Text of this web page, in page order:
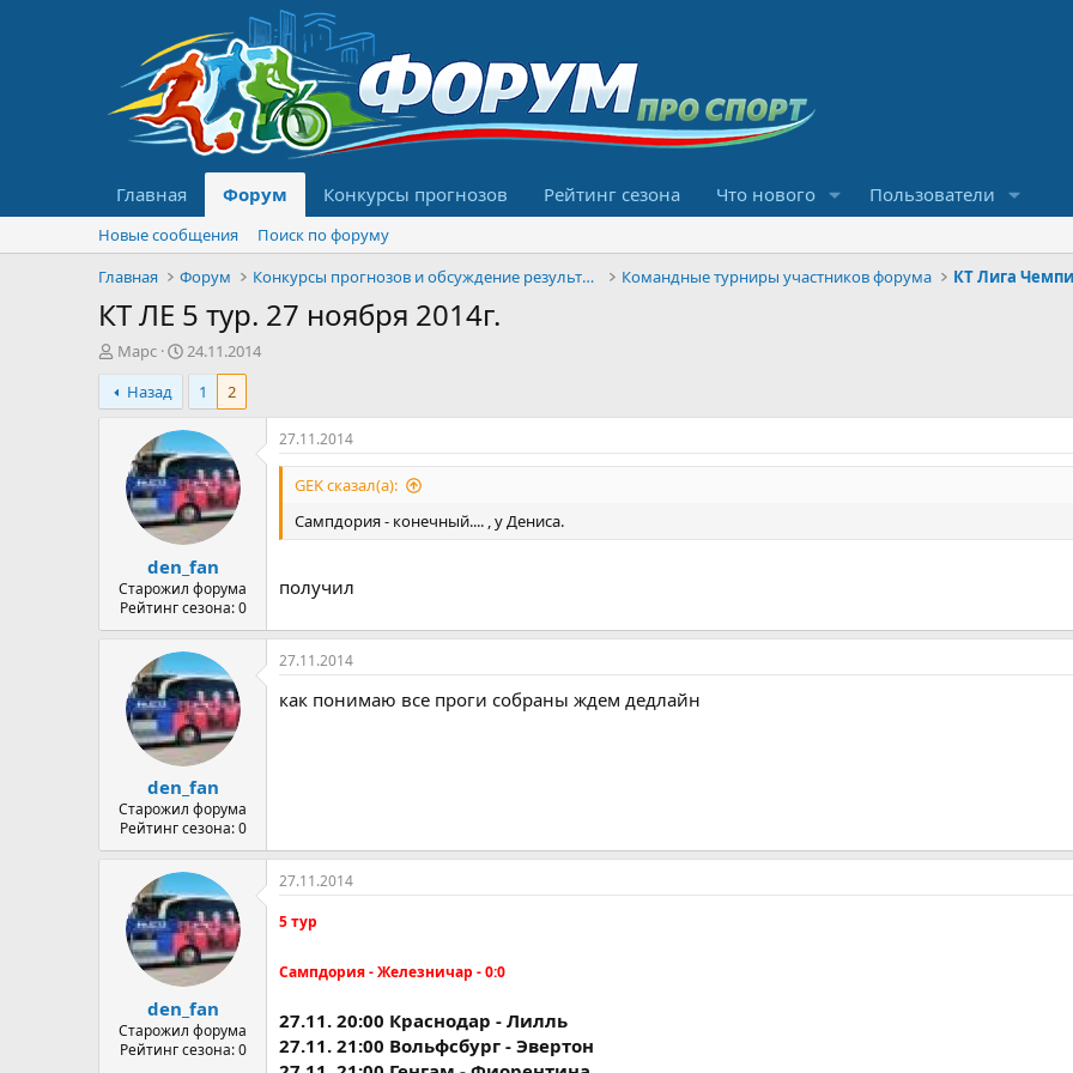
Главная Форум Конкурсы прогнозов Рейтинг сезона Что нового Пользователи
Новые сообщения
Поиск по форуму
Главная
Форум Конкурсы прогнозов и обсуждение результатов Командные турниры участников форума КТ Лига
КТ ЛЕ 5 тур. 27 ноября 2014г.
А
в
т
о
м
Марс
Д
а
а
н
а
ч
а
л
а
24.11.2014
Назад
1 2
den_fan
Старожил форума
Рейтинг сезона: 0
27.11.2014
GEK сказал(а):
Сампдория - конечный.... , у Дениса.
получил
den_fan
Старожил форума
Рейтинг сезона: 0
27.11.2014
как понимаю все проги собраны ждем дедлайн
den_fan
Старожил форума
Рейтинг сезона: 0
27.11.2014
5 тур
Сампдория - Железничар - 0:0
27.11. 20:00 Краснодар - Лилль
27.11. 21:00 Вольфсбург - Эвертон